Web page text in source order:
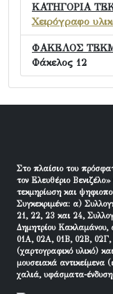
ΚΑΤΗΓΟΡΙΑ
Χειρόγραφο
ΦΑΚΕΛΟΣ
Φάκελος 12
Στο πλαίσιο του
τον Ελευθέριο
τεκμηρίωση και
Συγκεκριμένα: α)
21, 22, 23 και 24,
Δημητρίου
01Α, 02Α, 01Β, 02Β, 02Γ,
(χαρτογραφικό υλικό)
μουσειακά αντικείμενα
χαλιά, υφάσματα-